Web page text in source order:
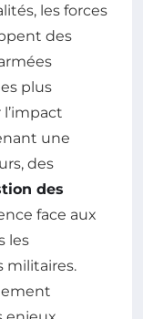
les forces
des
plus
une
des
des
face aux
les
militaires.